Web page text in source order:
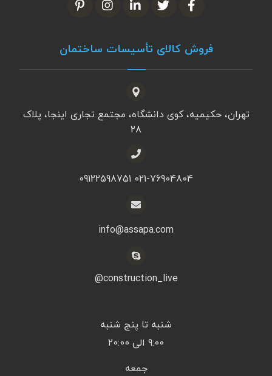
فروش کالای تأسیسات ساختمان
تهران، حکیمیه، کوی دانشگاه، مجتمع تجاری اینجا، پلاک
28
021-76904804 09122598751
info@assapa.com
construction_live@
شنبه تا پنج شنبه
9:00 الی 20:00
جمعه